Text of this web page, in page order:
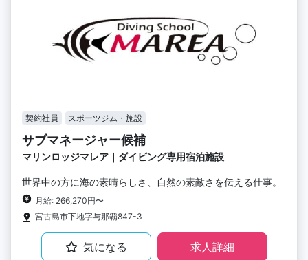
契約社員 スポーツジム・施設
サブマネージャー候補
マリンロッジマレア｜ダイビング専用宿泊施設
世界中の方に海の素晴らしさ、自然の素敵さを伝える仕事。
月給: 266,270円〜
宮古島市下地字与那覇847-3
気になる 求人詳細